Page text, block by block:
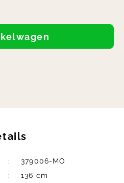
379006-MO
136 cm